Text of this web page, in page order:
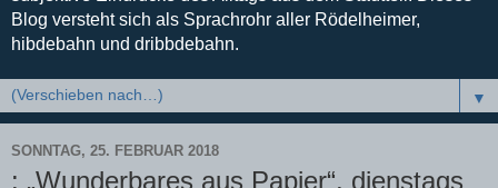
Blog versteht sich als Sprachrohr aller Rödelheimer,
hibdebahn und dribbdebahn.
▼
SONNTAG, 25. FEBRUAR 2018
: „Wunderbares aus Papier“, dienstags